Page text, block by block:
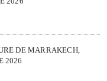
DE MARRAKECH,
2026